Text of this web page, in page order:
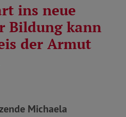
ins neue
Bildung kann
der Armut
Michaela